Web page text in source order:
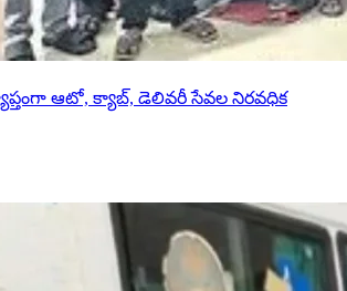
ఆటో, క్యాబ్, డెలివరీ సేవల నిరవధిక